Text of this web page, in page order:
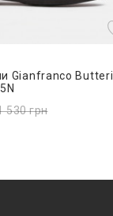
Gianfranco Butteri
530грн